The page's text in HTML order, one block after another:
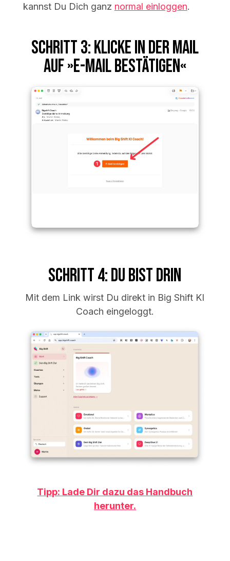
kannst Du Dich ganz normal einloggen.
Schritt 3: Klicke in der Mail
auf »E-Mail bestätigen«
Schritt 4: Du bist drin
Mit dem Link wirst Du direkt in Big Shift KI
Coach eingeloggt.
Tipp: Lade Dir dazu das Handbuch
herunter.